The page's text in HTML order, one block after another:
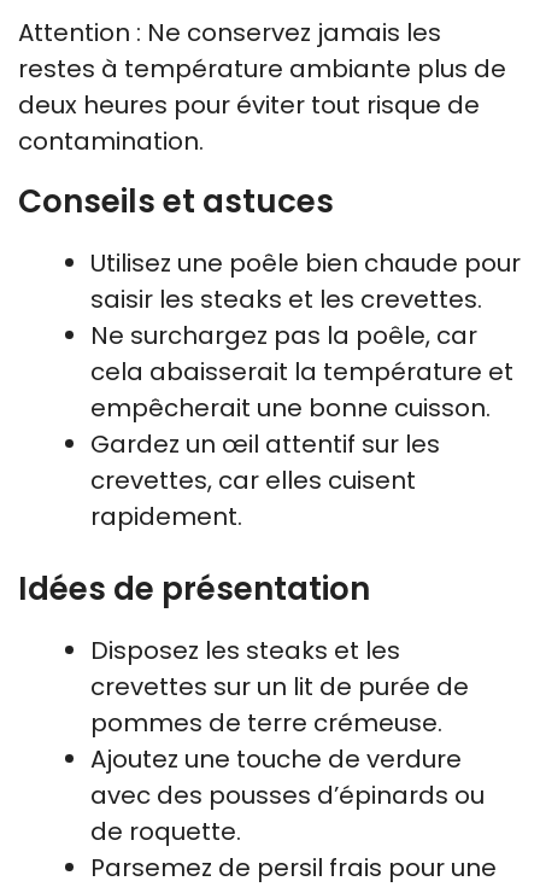
Attention : Ne conservez jamais les
restes à température ambiante plus de
deux heures pour éviter tout risque de
contamination.
Conseils et astuces
Utilisez une poêle bien chaude pour
saisir les steaks et les crevettes.
Ne surchargez pas la poêle, car
cela abaisserait la température et
empêcherait une bonne cuisson.
Gardez un œil attentif sur les
crevettes, car elles cuisent
rapidement.
Idées de présentation
Disposez les steaks et les
crevettes sur un lit de purée de
pommes de terre crémeuse.
Ajoutez une touche de verdure
avec des pousses d’épinards ou
de roquette.
Parsemez de persil frais pour une